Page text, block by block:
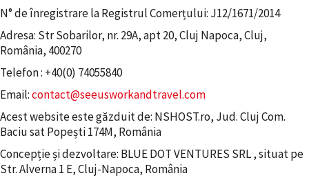
N° de înregistrare la Registrul Comerțului: J12/1671/2014
Adresa: Str Sobarilor, nr. 29A, apt 20, Cluj Napoca, Cluj,
România, 400270
Telefon : +40(0) 74055840
Email:contact@seeusworkandtravel.com
Acest website este găzduit de: NSHOST.ro, Jud. Cluj Com.
Baciu sat Popești 174M, România
Concepție și dezvoltare: BLUE DOT VENTURES SRL , situat pe
Str. Alverna 1 E, Cluj-Napoca, România